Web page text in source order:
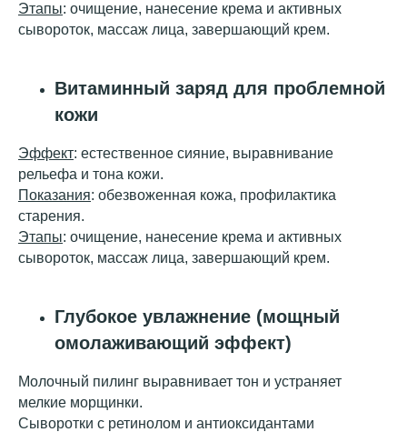
Этапы: очищение, нанесение крема и активных
сывороток, массаж лица, завершающий крем.
Витаминный заряд для проблемной
кожи
Эффект: естественное сияние, выравнивание
рельефа и тона кожи.
Показания: обезвоженная кожа, профилактика
старения.
Этапы: очищение, нанесение крема и активных
сывороток, массаж лица, завершающий крем.
Глубокое увлажнение (мощный
омолаживающий эффект)
Молочный пилинг выравнивает тон и устраняет
мелкие морщинки.
Сыворотки с ретинолом и антиоксидантами